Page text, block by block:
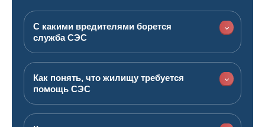
С какими вредителями борется
служба СЭС
Как понять, что жилищу требуется
помощь СЭС